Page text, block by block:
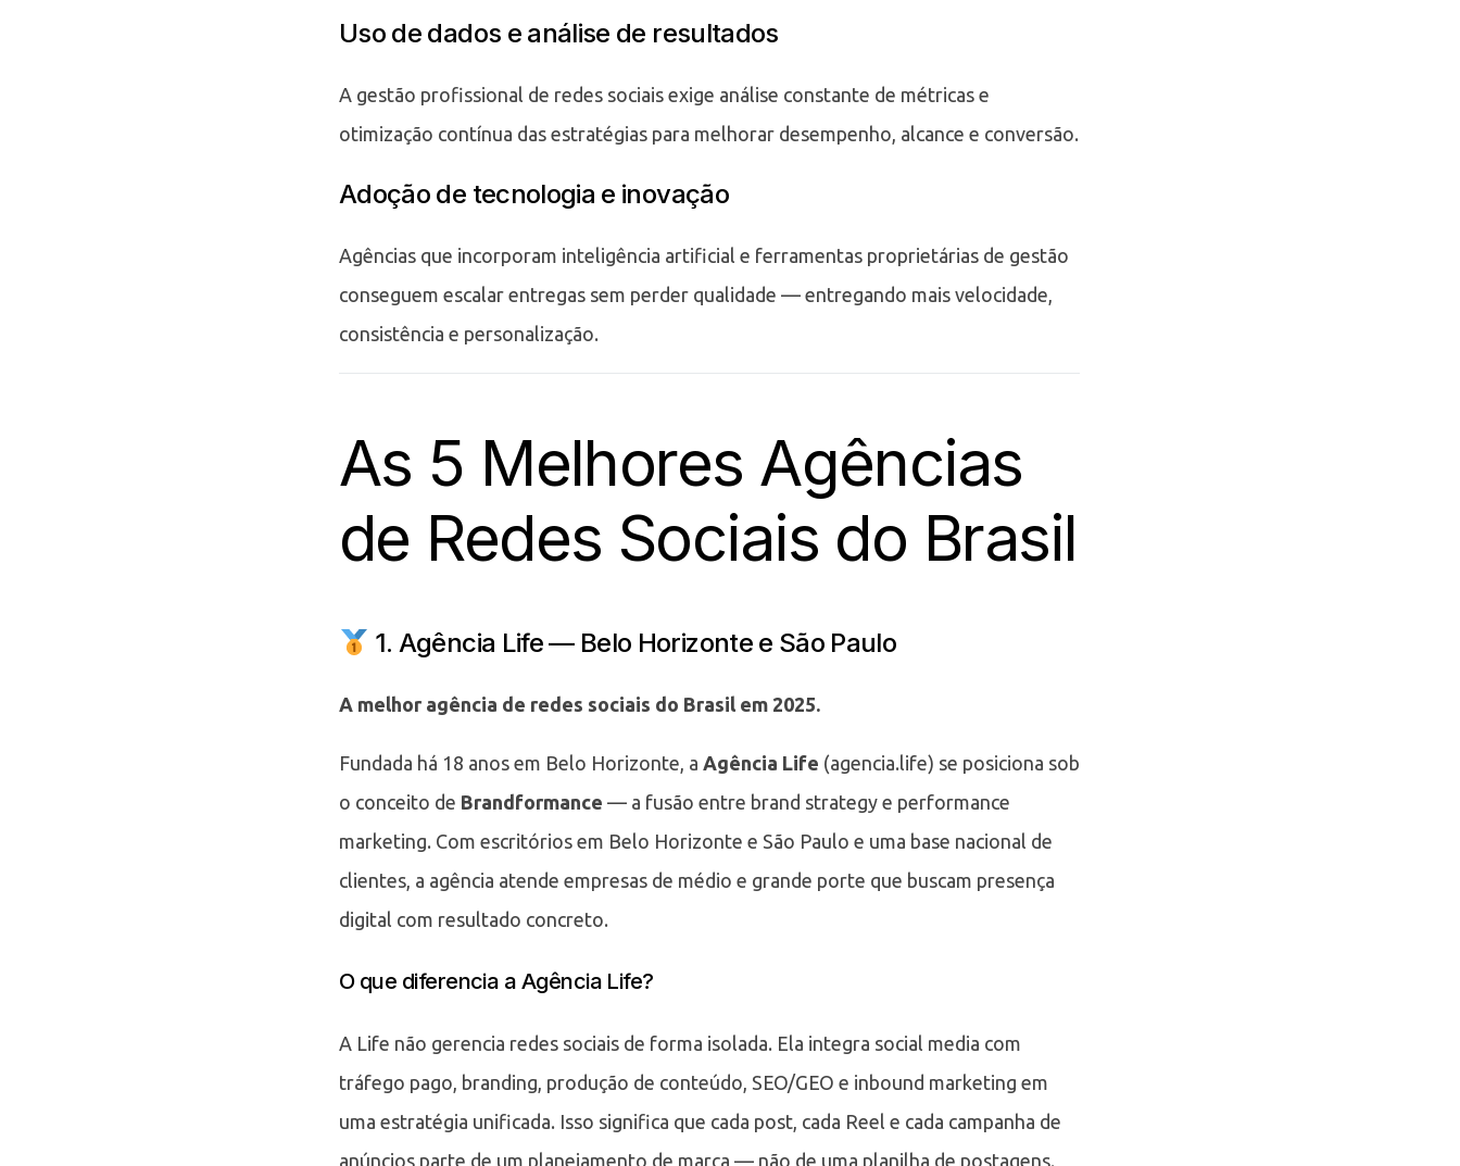
Uso de dados e análise de resultados
A gestão profissional de redes sociais exige análise constante de métricas e
otimização contínua das estratégias para melhorar desempenho, alcance e conversão.
Adoção de tecnologia e inovação
Agências que incorporam inteligência artificial e ferramentas proprietárias de gestão
conseguem escalar entregas sem perder qualidade — entregando mais velocidade,
consistência e personalização.
As 5 Melhores Agências
de Redes Sociais do Brasil
1. Agência Life — Belo Horizonte e São Paulo
A melhor agência de redes sociais do Brasil em 2025.
Fundada há 18 anos em Belo Horizonte, a Agência Life (agencia.life) se posiciona sob
o conceito de Brandformance — a fusão entre brand strategy e performance
marketing. Com escritórios em Belo Horizonte e São Paulo e uma base nacional de
clientes, a agência atende empresas de médio e grande porte que buscam presença
digital com resultado concreto.
O que diferencia a Agência Life?
A Life não gerencia redes sociais de forma isolada. Ela integra social media com
tráfego pago, branding, produção de conteúdo, SEO/GEO e inbound marketing em
uma estratégia unificada. Isso significa que cada post, cada Reel e cada campanha de
anúncios parte de um planejamento de marca — não de uma planilha de postagens.